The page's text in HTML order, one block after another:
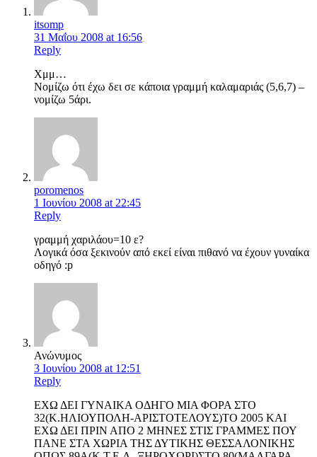
itsomp
31 Μαΐου 2008 at 16:56
Reply
Χμμ…
Νομίζω ότι έχω δει σε κάποια γραμμή καλαμαριάς (5,6,7) –
νομίζω 5άρι.
poromenos
1 Ιουνίου 2008 at 22:45
Reply
γραμμή χαριλάου=10 ε?
Λογικά όσα ξεκινούν από εκεί είναι πιθανό να έχουν γυναίκα
οδηγό :p
Ανώνυμος
3 Ιουνίου 2008 at 12:51
Reply
ΕΧΩ ΔΕΙ ΓΥΝΑΙΚΑ ΟΔΗΓΟ ΜΙΑ ΦΟΡΑ ΣΤΟ
32(Κ.ΗΛΙΟΥΠΟΛΗ-ΑΡΙΣΤΟΤΕΛΟΥΣ)ΤΟ 2005 ΚΑΙ
ΕΧΩ ΔΕΙ ΠΡΙΝ ΑΠΟ 2 ΜΗΝΕΣ ΣΤΙΣ ΓΡΑΜΜΕΣ ΠΟΥ
ΠΑΝΕ ΣΤΑ ΧΩΡΙΑ ΤΗΣ ΔΥΤΙΚΗΣ ΘΕΣΣΑΛΟΝΙΚΗΣ